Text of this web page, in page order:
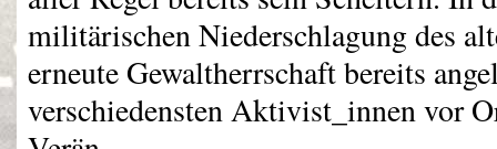
militärischen Niederschlagung des
erneute Gewaltherrschaft bereits
verschiedensten Aktivist_innen vor